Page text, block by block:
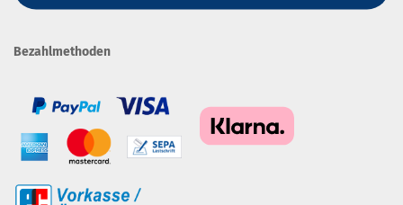
Bezahlmethoden